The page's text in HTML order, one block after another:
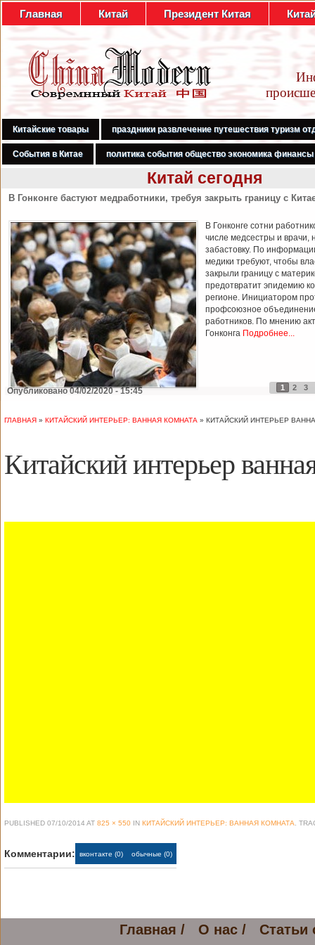
Главная Китай Президент Китая
Китайские товары праздники развлечение путешествия туризм
События в Китае политика события общество экономика финансы
Китай сегодня
В Гонконге бастуют медработники, требуя закрыть границу с
В Гонконге сотни
числе медсестры и врачи,
забастовку. По
медики требуют, чтобы
закрыли границу с
предотвратит эпидемию
регионе. Инициатором
профсоюзное
работников. По мнению
Гонконга Подробнее...
Опубликовано 04/02/2020 - 15:45 1 2 3
ГЛАВНАЯ » КИТАЙСКИЙ ИНТЕРЬЕР: ВАННАЯ КОМНАТА » КИТАЙСКИЙ ИНТЕРЬЕР
Китайский интерьер
PUBLISHED 07/10/2014 AT 825 × 550 IN КИТАЙСКИЙ ИНТЕРЬЕР: ВАННАЯ КОМНАТА .
Комментарии: вконтакте (0) обычные (0)
Главная / О нас / Статьи